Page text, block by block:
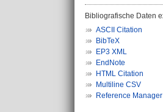
Bibliografische Daten
ASCII Citation
BibTeX
EP3 XML
EndNote
HTML Citation
Multiline CSV
Reference Manager